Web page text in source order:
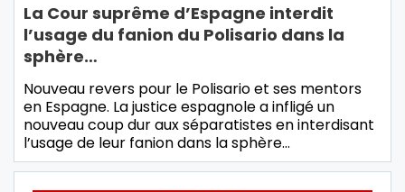
La Cour suprême d’Espagne interdit
l’usage du fanion du Polisario dans la
sphère…
Nouveau revers pour le Polisario et ses mentors
en Espagne. La justice espagnole a infligé un
nouveau coup dur aux séparatistes en interdisant
l’usage de leur fanion dans la sphère…